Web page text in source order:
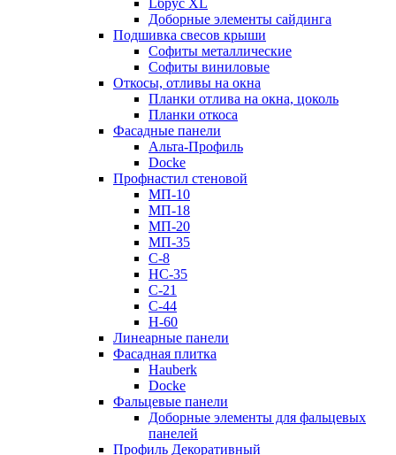
Lбрус XL
Доборные элементы сайдинга
Подшивка свесов крыши
Софиты металлические
Софиты виниловые
Откосы, отливы на окна
Планки отлива на окна, цоколь
Планки откоса
Фасадные панели
Альта-Профиль
Docke
Профнастил стеновой
МП-10
МП-18
МП-20
МП-35
С-8
НС-35
С-21
С-44
Н-60
Линеарные панели
Фасадная плитка
Hauberk
Docke
Фальцевые панели
Доборные элементы для фальцевых
панелей
Профиль Декоративный